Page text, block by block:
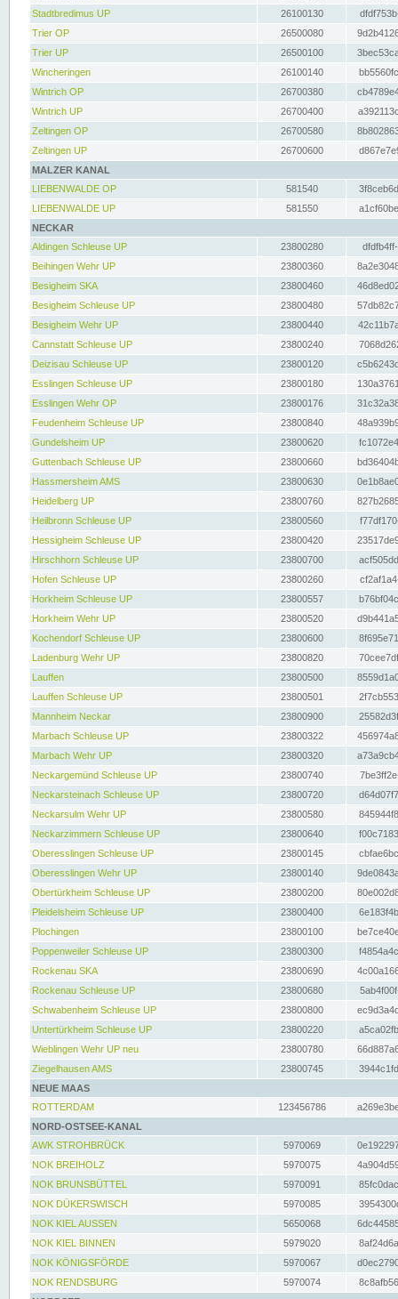
Stadtbredimus UP
26100130
Trier OP
26500080
Trier UP
26500100
Wincheringen
26100140
Wintrich OP
26700380
Wintrich UP
26700400
Zeltingen OP
26700580
Zeltingen UP
26700600
MALZER KANAL
LIEBENWALDE OP
581540
LIEBENWALDE UP
581550
NECKAR
Aldingen Schleuse UP
23800280
Beihingen Wehr UP
23800360
Besigheim SKA
23800460
Besigheim Schleuse UP
23800480
Besigheim Wehr UP
23800440
Cannstatt Schleuse UP
23800240
Deizisau Schleuse UP
23800120
Esslingen Schleuse UP
23800180
Esslingen Wehr OP
23800176
Feudenheim Schleuse UP
23800840
Gundelsheim UP
23800620
Guttenbach Schleuse UP
23800660
Hassmersheim AMS
23800630
Heidelberg UP
23800760
Heilbronn Schleuse UP
23800560
Hessigheim Schleuse UP
23800420
Hirschhorn Schleuse UP
23800700
Hofen Schleuse UP
23800260
Horkheim Schleuse UP
23800557
Horkheim Wehr UP
23800520
Kochendorf Schleuse UP
23800600
Ladenburg Wehr UP
23800820
Lauffen
23800500
Lauffen Schleuse UP
23800501
Mannheim Neckar
23800900
Marbach Schleuse UP
23800322
Marbach Wehr UP
23800320
Neckargemünd Schleuse UP
23800740
Neckarsteinach Schleuse UP
23800720
Neckarsulm Wehr UP
23800580
Neckarzimmern Schleuse UP
23800640
Oberesslingen Schleuse UP
23800145
Oberesslingen Wehr UP
23800140
Obertürkheim Schleuse UP
23800200
Pleidelsheim Schleuse UP
23800400
Plochingen
23800100
Poppenweiler Schleuse UP
23800300
Rockenau SKA
23800690
Rockenau Schleuse UP
23800680
Schwabenheim Schleuse UP
23800800
Untertürkheim Schleuse UP
23800220
Wieblingen Wehr UP neu
23800780
Ziegelhausen AMS
23800745
NEUE MAAS
ROTTERDAM
123456786
NORD-OSTSEE-KANAL
AWK STROHBRÜCK
5970069
NOK BREIHOLZ
5970075
NOK BRUNSBÜTTEL
5970091
NOK DÜKERSWISCH
5970085
NOK KIEL AUSSEN
5650068
NOK KIEL BINNEN
5979020
NOK KÖNIGSFÖRDE
5970067
NOK RENDSBURG
5970074